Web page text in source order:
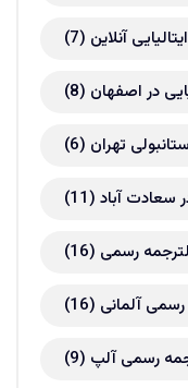
آنلاین (7)
در اصفهان (8)
تهران (6)
سعادت آباد (11)
رسمی (16)
رسمی آلمانی (16)
رسمی آلپ (9)